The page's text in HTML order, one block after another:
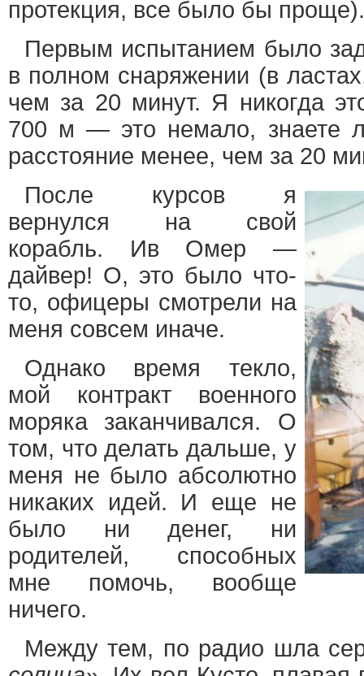
протекция, все было бы проще).
Первым испытанием было
в полном снаряжении (в
чем за 20 минут. Я никогда
700 м — это немало, знаете
расстояние менее, чем за 20
После курсов я
вернулся на свой
корабль. Ив Омер —
дайвер! О, это было что-
то, офицеры смотрели на
меня совсем иначе.
Однако время текло,
мой контракт военного
моряка заканчивался. О
том, что делать дальше, у
меня не было абсолютно
никаких идей. И еще не
было ни денег, ни
родителей, способных
мне помочь, вообще
ничего.
Между тем, по радио шла